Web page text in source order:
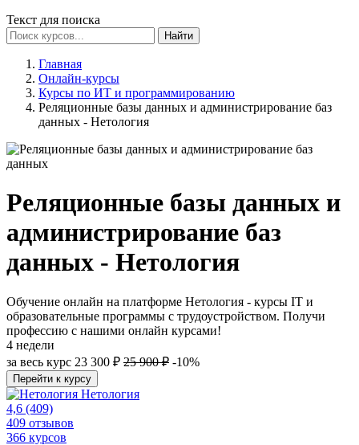
Текст для поиска
Найти
Главная
Онлайн-курсы
Курсы по ИТ и программированию
Реляционные базы данных и администрирование баз
данных - Нетология
Реляционные базы данных и
администрирование баз
данных - Нетология
Обучение онлайн на платформе Нетология - курсы IT и
образовательные программы с трудоустройством. Получи
профессию с нашими онлайн курсами!
4 недели
за весь курс 23 300 ₽ 25 900 ₽ -10%
Перейти к курсу
Нетология
4,6 (409)
409 отзывов
366 курсов